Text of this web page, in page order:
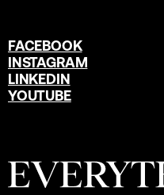
FACEBOOK
INSTAGRAM
LINKEDIN
YOUTUBE